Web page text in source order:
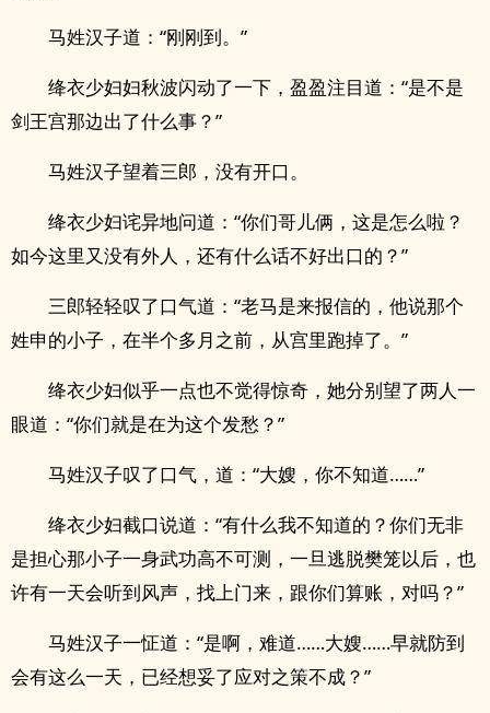
马姓汉子道：“刚刚到。”
绛衣少妇妇秋波闪动了一下，盈盈注目道：“是不是
剑王宫那边出了什么事？”
马姓汉子望着三郎，没有开口。
绛衣少妇诧异地问道：“你们哥儿俩，这是怎么啦？
如今这里又没有外人，还有什么话不好出口的？”
三郎轻轻叹了口气道：“老马是来报信的，他说那个
姓申的小子，在半个多月之前，从宫里跑掉了。”
绛衣少妇似乎一点也不觉得惊奇，她分别望了两人一
眼道：“你们就是在为这个发愁？”
马姓汉子叹了口气，道：“大嫂，你不知道……”
绛衣少妇截口说道：“有什么我不知道的？你们无非
是担心那小子一身武功高不可测，一旦逃脱樊笼以后，也
许有一天会听到风声，找上门来，跟你们算账，对吗？”
马姓汉子一怔道：“是啊，难道……大嫂……早就防到
会有这么一天，已经想妥了应对之策不成？”